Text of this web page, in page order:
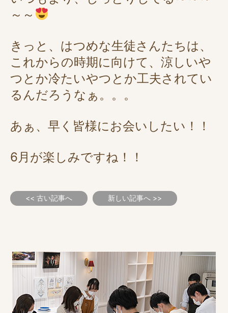
～～
きっと、はつめな生徒さんたちは、
これからの時期に向けて、涼しいや
つとか冷たいやつとか工夫されてい
るんだろうなぁ。。。
あぁ、早く皆様にお会いしたい！！
6月が楽しみですね！！
<< 古い記事へ 新しい記事へ >>